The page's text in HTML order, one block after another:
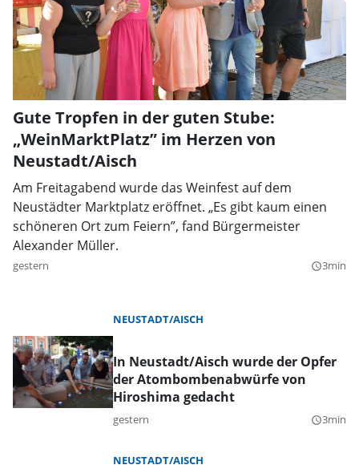
Gute Tropfen in der guten Stube:
„WeinMarktPlatz” im Herzen von
Neustadt/Aisch
Am Freitagabend wurde das Weinfest auf dem
Neustädter Marktplatz eröffnet. „Es gibt kaum einen
schöneren Ort zum Feiern”, fand Bürgermeister
Alexander Müller.
gestern query_builder3min
NEUSTADT/AISCH
In Neustadt/Aisch wurde der Opfer
der Atombombenabwürfe von
Hiroshima gedacht
gestern query_builder3min
NEUSTADT/AISCH